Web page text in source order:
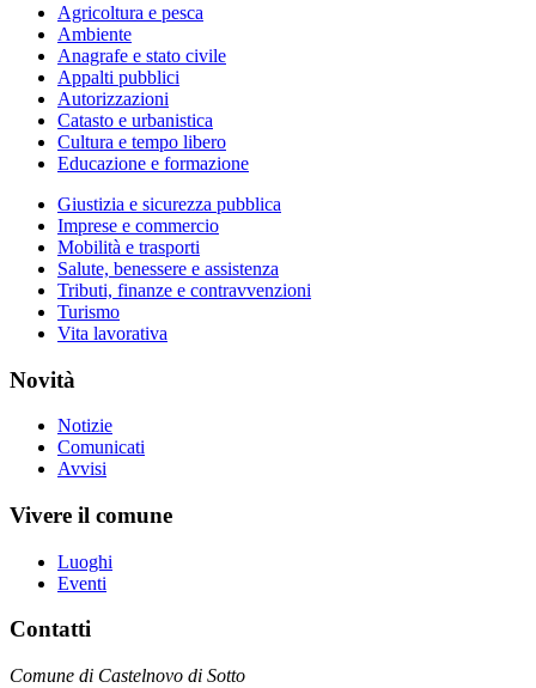
Agricoltura e pesca
Ambiente
Anagrafe e stato civile
Appalti pubblici
Autorizzazioni
Catasto e urbanistica
Cultura e tempo libero
Educazione e formazione
Giustizia e sicurezza pubblica
Imprese e commercio
Mobilità e trasporti
Salute, benessere e assistenza
Tributi, finanze e contravvenzioni
Turismo
Vita lavorativa
Novità
Notizie
Comunicati
Avvisi
Vivere il comune
Luoghi
Eventi
Contatti
Comune di Castelnovo di Sotto